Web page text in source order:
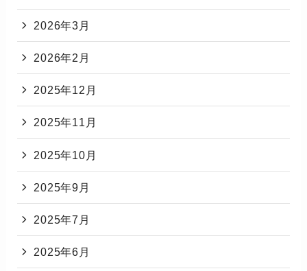
2026年3月
2026年2月
2025年12月
2025年11月
2025年10月
2025年9月
2025年7月
2025年6月